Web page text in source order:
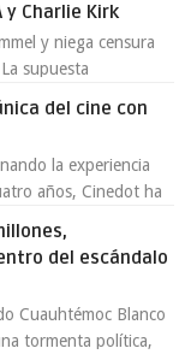
y Charlie Kirk
y niega censura
supuesta
del cine con
la experiencia
años, Cinedot ha
del escándalo
Cuauhtémoc Blanco
tormenta política,